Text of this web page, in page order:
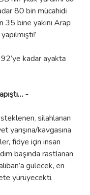
80 bin mücahidi
35 bine yakını Arap
kadar ayakta
-
silahlanan
yarışına/kavgasına
fidye için insan
başında rastlanan
gülecek, en
yürüyecekti.